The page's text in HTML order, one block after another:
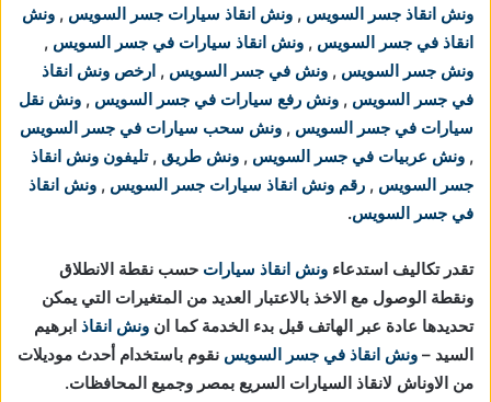
ونش انقاذ جسر السويس , ونش انقاذ سيارات جسر السويس , ونش
انقاذ في جسر السويس , ونش انقاذ سيارات في جسر السويس ,
ونش جسر السويس , ونش في جسر السويس , ارخص ونش انقاذ
في جسر السويس , ونش رفع سيارات في جسر السويس , ونش نقل
سيارات في جسر السويس , ونش سحب سيارات في جسر السويس
, ونش عربيات في جسر السويس , ونش طريق ,تليفون ونش انقاذ
جسر السويس , رقم ونش انقاذ سيارات جسر السويس , ونش انقاذ
في جسر السويس.
تقدر تكاليف استدعاء ونش انقاذ سيارات حسب نقطة الانطلاق
ونقطة الوصول مع الاخذ بالاعتبار العديد من المتغيرات التي يمكن
تحديدها عادة عبر الهاتف قبل بدء الخدمة كما ان ونش انقاذ ابرهيم
السيد – ونش انقاذ في جسر السويس نقوم باستخدام أحدث موديلات
من الاوناش لانقاذ السيارات السريع بمصر وجميع المحافظات.